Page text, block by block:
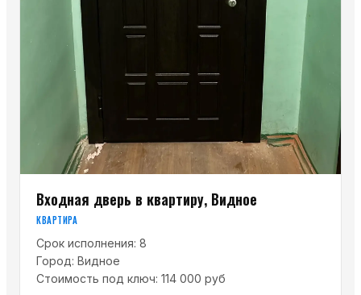
Входная дверь в квартиру, Видное
КВАРТИРА
Срок исполнения: 8
Город: Видное
Стоимость под ключ: 114 000 руб